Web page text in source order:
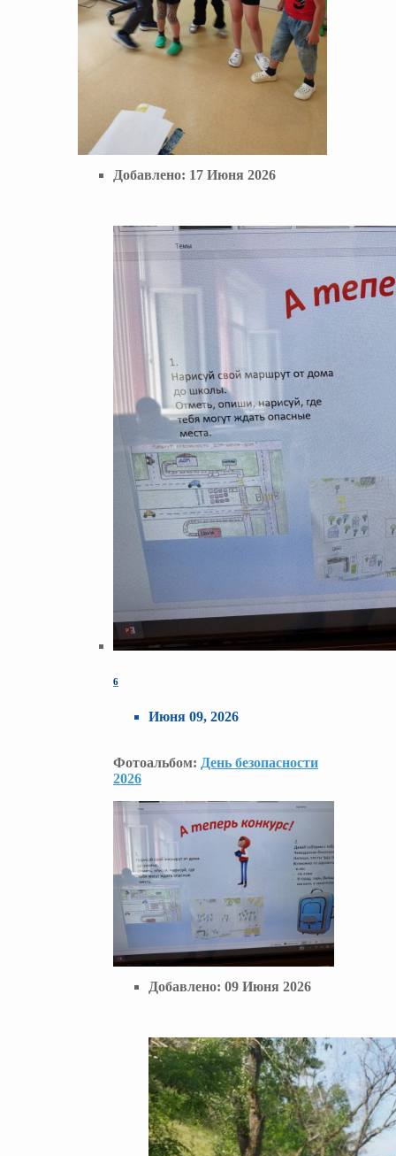
Добавлено: 17 Июня 2026
6
Июня 09, 2026
Фотоальбом: День безопасности
2026
Добавлено: 09 Июня 2026